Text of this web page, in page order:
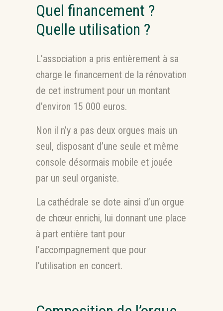
Quel financement ?
Quelle utilisation ?
L’association a pris entièrement à sa
charge le financement de la rénovation
de cet instrument pour un montant
d’environ 15 000 euros.
Non il n’y a pas deux orgues mais un
seul, disposant d’une seule et même
console désormais mobile et jouée
par un seul organiste.
La cathédrale se dote ainsi d’un orgue
de chœur enrichi, lui donnant une place
à part entière tant pour
l’accompagnement que pour
l’utilisation en concert.